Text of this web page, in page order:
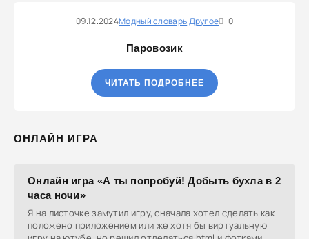
09.12.2024Модный словарьДругое 0
Паровозик
ЧИТАТЬ ПОДРОБНЕЕ
ОНЛАЙН ИГРА
Онлайн игра «А ты попробуй! Добыть бухла в 2
часа ночи»
Я на листочке замутил игру, сначала хотел сделать как
положено приложением или же хотя бы виртуальную